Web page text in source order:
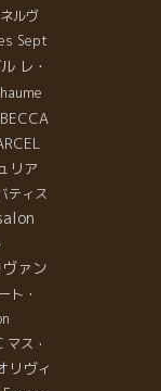
ルヴ
Sept
レ・
リア
ティス
ァン
ト・
マス・
リヴィ